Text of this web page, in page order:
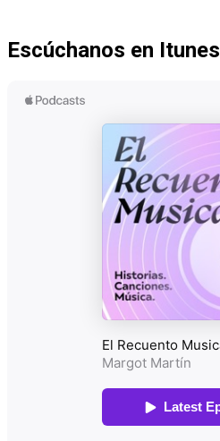
Escúchanos en Itunes